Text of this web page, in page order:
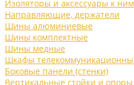
Изоляторы и аксессуары к ним
Направляющие, держатели
Шины алюминиевые
Шины комплектные
Шины медные
Шкафы
Боковые панели (стенки)
Вертикальные стойки и опоры